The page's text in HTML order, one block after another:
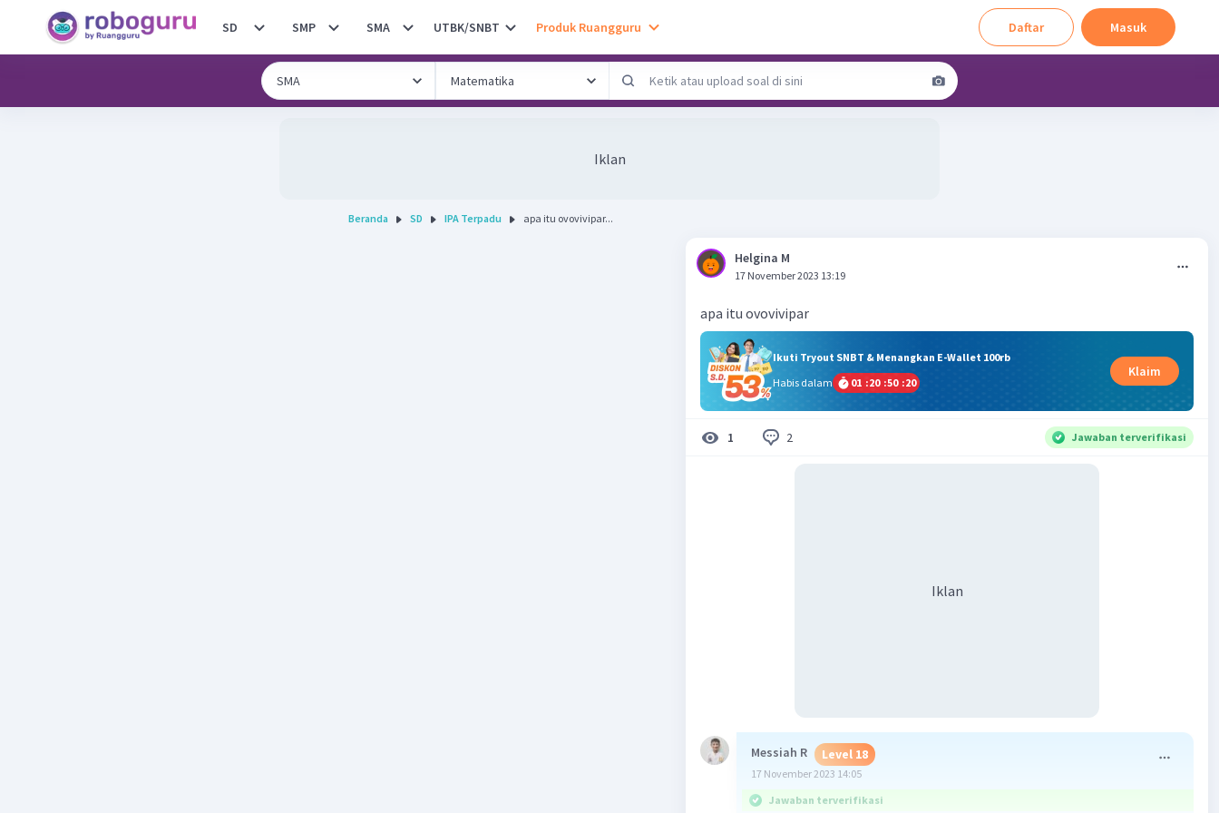
SD SMP SMA UTBK/SNBT Produk Ruangguru Daftar Masuk
Iklan
Beranda SD IPA Terpadu apa itu ovovivipar...
Helgina M
17 November 2023 13:19
apa itu ovovivipar
Ikuti Tryout SNBT & Menangkan E-Wallet 100rb
Habis dalam
01 :20 :50 :19
Klaim
1 2 Jawaban terverifikasi
Iklan
Messiah R Level 18
17 November 2023 14:05
Jawaban terverifikasi